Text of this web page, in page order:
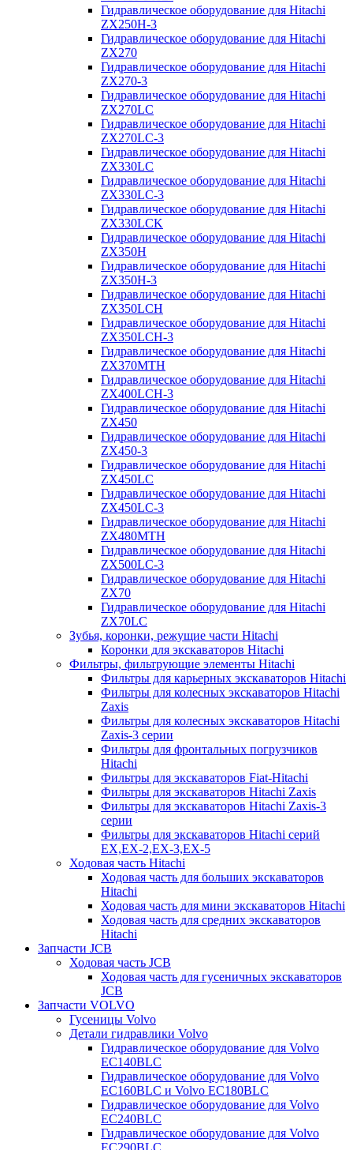
Гидравлическое оборудование для Hitachi
ZX250Н-3
Гидравлическое оборудование для Hitachi
ZX270
Гидравлическое оборудование для Hitachi
ZX270-3
Гидравлическое оборудование для Hitachi
ZX270LC
Гидравлическое оборудование для Hitachi
ZX270LC-3
Гидравлическое оборудование для Hitachi
ZX330LC
Гидравлическое оборудование для Hitachi
ZX330LC-3
Гидравлическое оборудование для Hitachi
ZX330LCK
Гидравлическое оборудование для Hitachi
ZX350H
Гидравлическое оборудование для Hitachi
ZX350H-3
Гидравлическое оборудование для Hitachi
ZX350LCH
Гидравлическое оборудование для Hitachi
ZX350LCH-3
Гидравлическое оборудование для Hitachi
ZX370MTH
Гидравлическое оборудование для Hitachi
ZX400LCH-3
Гидравлическое оборудование для Hitachi
ZX450
Гидравлическое оборудование для Hitachi
ZX450-3
Гидравлическое оборудование для Hitachi
ZX450LC
Гидравлическое оборудование для Hitachi
ZX450LC-3
Гидравлическое оборудование для Hitachi
ZX480MTH
Гидравлическое оборудование для Hitachi
ZX500LC-3
Гидравлическое оборудование для Hitachi
ZX70
Гидравлическое оборудование для Hitachi
ZX70LC
Зубья, коронки, режущие части Hitachi
Коронки для экскаваторов Hitachi
Фильтры, фильтрующие элементы Hitachi
Фильтры для карьерных экскаваторов Hitachi
Фильтры для колесных экскаваторов Hitachi
Zaxis
Фильтры для колесных экскаваторов Hitachi
Zaxis-3 серии
Фильтры для фронтальных погрузчиков
Hitachi
Фильтры для экскаваторов Fiat-Hitachi
Фильтры для экскаваторов Hitachi Zaxis
Фильтры для экскаваторов Hitachi Zaxis-3
серии
Фильтры для экскаваторов Hitachi серий
EX,EX-2,EX-3,EX-5
Ходовая часть Hitachi
Ходовая часть для больших экскаваторов
Hitachi
Ходовая часть для мини экскаваторов Hitachi
Ходовая часть для средних экскаваторов
Hitachi
Запчасти JCB
Ходовая часть JCB
Ходовая часть для гусеничных экскаваторов
JCB
Запчасти VOLVO
Гусеницы Volvo
Детали гидравлики Volvo
Гидравлическое оборудование для Volvo
EC140BLC
Гидравлическое оборудование для Volvo
EC160BLC и Volvo EC180BLC
Гидравлическое оборудование для Volvo
EC240BLC
Гидравлическое оборудование для Volvo
EC290BLC